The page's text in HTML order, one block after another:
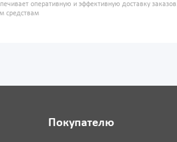
оперативную и эффективную доставку
средствам
Покупателю